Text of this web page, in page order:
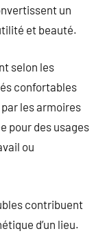
un
et beauté.
selon les
confortables
les armoires
pour des usages
ou
contribuent
d’un lieu.